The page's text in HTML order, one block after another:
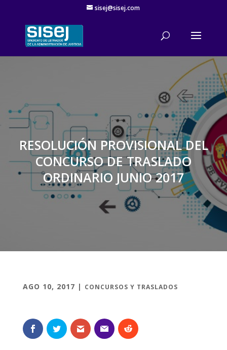
sisej@sisej.com
'
RESOLUCIÓN PROVISIONAL DEL
CONCURSO DE TRASLADO
ORDINARIO JUNIO 2017
AGO 10, 2017 | CONCURSOS Y TRASLADOS